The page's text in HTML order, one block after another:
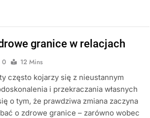
granice w relacjach
0
12 Mins
często kojarzy się z nieustannym
i przekraczania własnych
o tym, że prawdziwa zmiana zaczyna
o zdrowe granice – zarówno wobec